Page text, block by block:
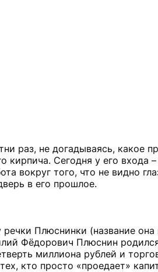
раз, не догадываясь, какое
Сегодня у его входа
вокруг того, что не видно
в его прошлое.
Плюснинки (название она
Фёдорович Плюснин
миллиона рублей и
кто просто «проедает»